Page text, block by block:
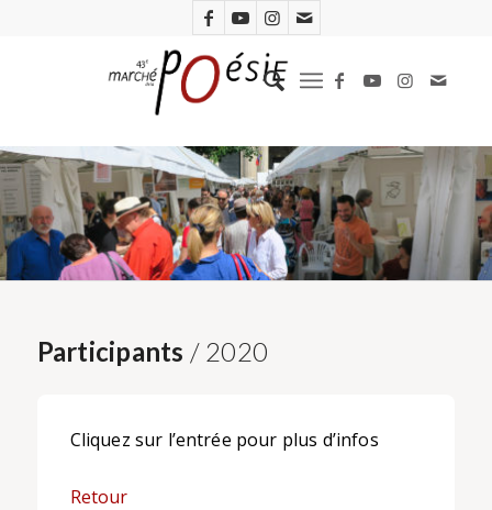
Participants / 2020
Cliquez sur l’entrée pour plus d’infos
Retour